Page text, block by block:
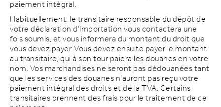
paiement intégral.
Habituellement, le transitaire responsable du dépôt de
votre déclaration d’importation vous contactera une
fois soumis, et vous informera du montant du droit que
vous devez payer. Vous devez ensuite payer le montant
au transitaire, qui à son tour paiera les douanes en votre
nom. Vos marchandises ne seront pas dédouanées tant
que les services des douanes n’auront pas reçu votre
paiement intégral des droits et de la TVA. Certains
transitaires prennent des frais pour le traitement de ce